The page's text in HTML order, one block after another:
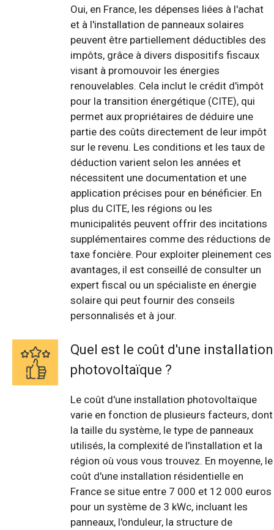
Oui, en France, les dépenses liées à l'achat
et à l'installation de panneaux solaires
peuvent être partiellement déductibles des
impôts, grâce à divers dispositifs fiscaux
visant à promouvoir les énergies
renouvelables. Cela inclut le crédit d'impôt
pour la transition énergétique (CITE), qui
permet aux propriétaires de déduire une
partie des coûts directement de leur impôt
sur le revenu. Les conditions et les taux de
déduction varient selon les années et
nécessitent une documentation et une
application précises pour en bénéficier. En
plus du CITE, les régions ou les
municipalités peuvent offrir des incitations
supplémentaires comme des réductions de
taxe foncière. Pour exploiter pleinement ces
avantages, il est conseillé de consulter un
expert fiscal ou un spécialiste en énergie
solaire qui peut fournir des conseils
personnalisés et à jour.
Quel est le coût d'une installation
photovoltaïque ?
Le coût d'une installation photovoltaïque
varie en fonction de plusieurs facteurs, dont
la taille du système, le type de panneaux
utilisés, la complexité de l'installation et la
région où vous vous trouvez. En moyenne, le
coût d'une installation résidentielle en
France se situe entre 7 000 et 12 000 euros
pour un système de 3 kWc, incluant les
panneaux, l'onduleur, la structure de